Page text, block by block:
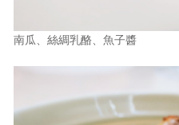
南瓜、絲綢乳酪、魚子醬